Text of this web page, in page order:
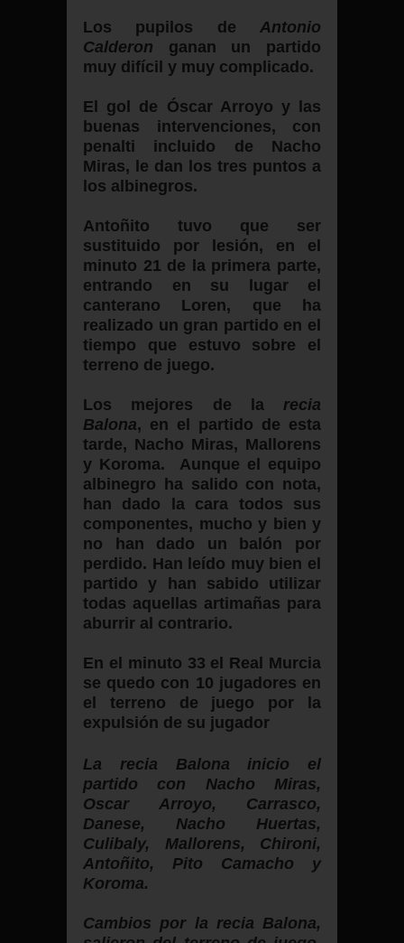
Los pupilos de Antonio
Calderon ganan un partido
muy difícil y muy complicado.
El gol de Óscar Arroyo y las
buenas intervenciones, con
penalti incluido de Nacho
Miras, le dan los tres puntos a
los albinegros.
Antoñito tuvo que ser
sustituido por lesión, en el
minuto 21 de la primera parte,
entrando en su lugar el
canterano Loren, que ha
realizado un gran partido en el
tiempo que estuvo sobre el
terreno de juego.
Los mejores de la recia
Balona, en el partido de esta
tarde, Nacho Miras, Mallorens
y Koroma. Aunque el equipo
albinegro ha salido con nota,
han dado la cara todos sus
componentes, mucho y bien y
no han dado un balón por
perdido. Han leído muy bien el
partido y han sabido utilizar
todas aquellas artimañas para
aburrir al contrario.
En el minuto 33 el Real Murcia
se quedo con 10 jugadores en
el terreno de juego por la
expulsión de su jugador
La recia Balona inicio el
partido con Nacho Miras,
Oscar Arroyo, Carrasco,
Danese, Nacho Huertas,
Culibaly, Mallorens, Chironi,
Antoñito, Pito Camacho y
Koroma.
Cambios por la recia Balona,